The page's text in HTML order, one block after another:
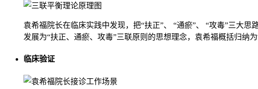
袁希福院长在临床实践中发现，把“扶正”、 “通瘀”、 “攻毒”三大
发展为“扶正、通瘀、攻毒”三联原则的思想理念，袁希福概括归纳为
临床验证